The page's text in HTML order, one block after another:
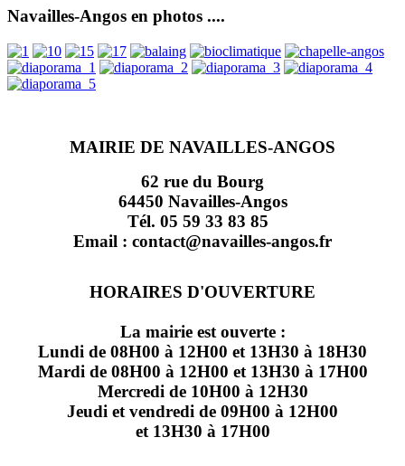
Navailles-Angos en photos ....
MAIRIE DE NAVAILLES-ANGOS
62 rue du Bourg
64450 Navailles-Angos
Tél. 05 59 33 83 85
Email : contact@navailles-angos.fr
HORAIRES D'OUVERTURE
La mairie est ouverte :
Lundi de 08H00 à 12H00 et 13H30 à 18H30
Mardi de 08H00 à 12H00 et 13H30 à 17H00
Mercredi de 10H00 à 12H30
Jeudi et vendredi de 09H00 à 12H00
et 13H30 à 17H00